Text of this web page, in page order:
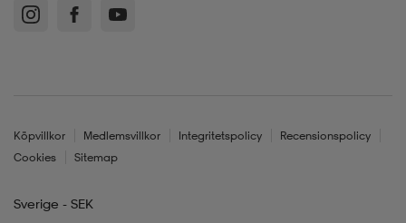
Köpvillkor Medlemsvillkor Integritetspolicy
Recensionspolicy
Cookies
Sitemap
Sverige - SEK